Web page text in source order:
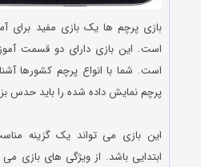
بازی پرچم ها یک بازی مفید برای
است. این بازی دارای دو قسمت
است. شما با انواع پرچم کشورها
پرچم نمایش داده شده را باید حدس
این بازی می تواند یک گزینه
ابتدایی باشد. از ویژگی های بازی می